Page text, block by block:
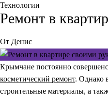
Технологии
Ремонт в
От Денис
Крымчане постоянно
косметический ремонт. Однако
строительные материалы, а